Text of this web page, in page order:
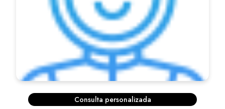
Consulta personalizada